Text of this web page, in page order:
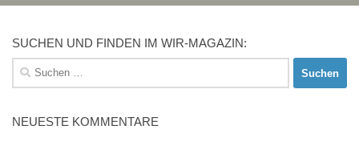
SUCHEN UND FINDEN IM WIR-MAGAZIN:
Suchen
nach:
NEUESTE KOMMENTARE